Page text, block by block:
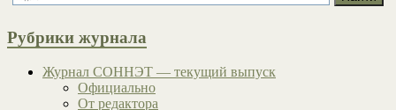
Рубрики журнала
Журнал СОННЭТ — текущий выпуск
Официально
От редактора